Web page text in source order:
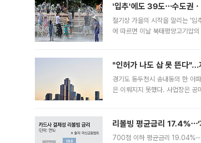
'입추'에도 39도⋯수도권
절기상 가을의 시작을 알리는 ‘
에 따르면 이날 북태평양고기압
"인허가 나도 삽 못 뜬다
경기도 동두천시 송내동의 한 아
은 이뤄지지 못했다. 사업장은
리볼빙 평균금리 17.4%⋯‘
700점 이하 평균금리 19.04%⋯